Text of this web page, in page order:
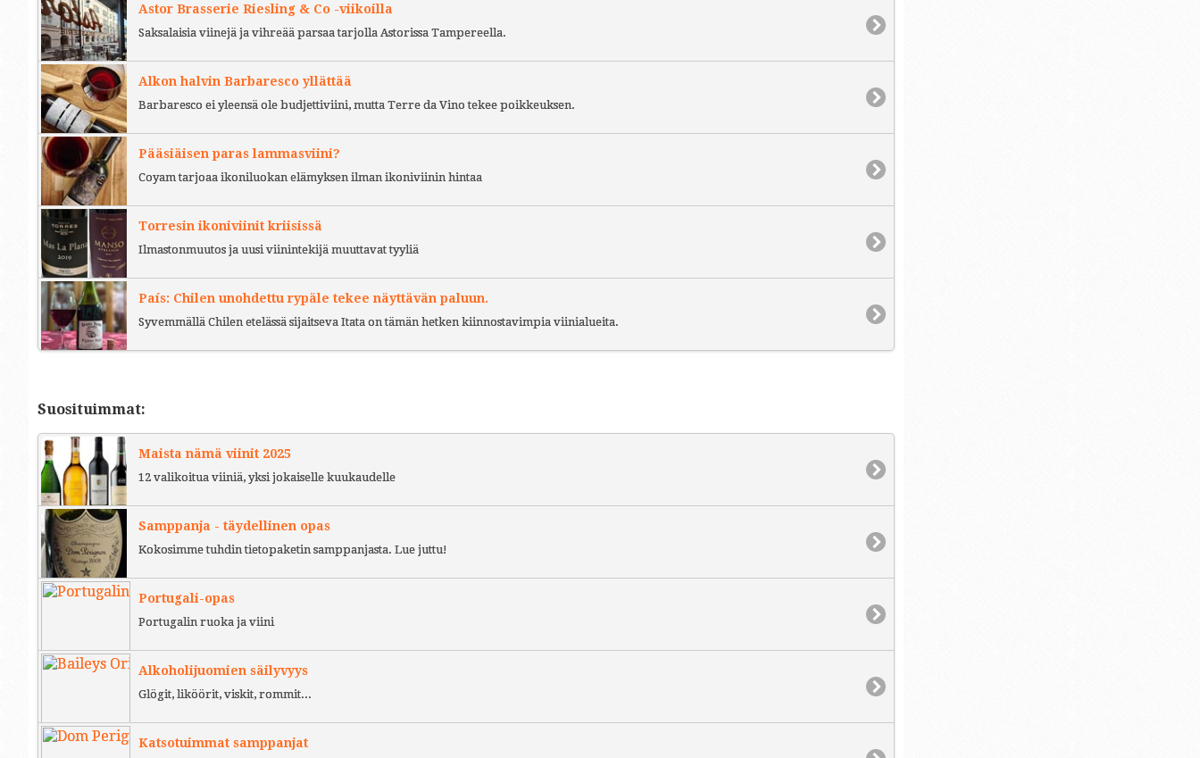
Astor Brasserie Riesling & Co -viikoilla
Saksalaisia viinejä ja vihreää parsaa tarjolla Astorissa Tampereella.
Alkon halvin Barbaresco yllättää
Barbaresco ei yleensä ole budjettiviini, mutta Terre da Vino tekee poikkeuksen.
Pääsiäisen paras lammasviini?
Coyam tarjoaa ikoniluokan elämyksen ilman ikoniviinin hintaa
Torresin ikoniviinit kriisissä
Ilmastonmuutos ja uusi viinintekijä muuttavat tyyliä
País: Chilen unohdettu rypäle tekee näyttävän paluun.
Syvemmällä Chilen etelässä sijaitseva Itata on tämän hetken kiinnostavimpia viinialueita.
Suosituimmat:
Maista nämä viinit 2025
12 valikoitua viiniä, yksi jokaiselle kuukaudelle
Samppanja - täydellinen opas
Kokosimme tuhdin tietopaketin samppanjasta. Lue juttu!
Portugali-opas
Portugalin ruoka ja viini
Alkoholijuomien säilyvyys
Glögit, liköörit, viskit, rommit...
Katsotuimmat samppanjat